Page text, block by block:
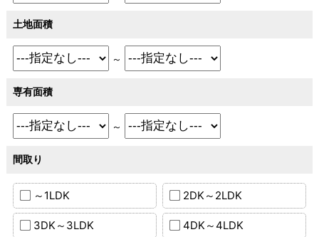
土地面積
～
専有面積
～
間取り
～1LDK 2DK～2LDK
3DK～3LDK 4DK～4LDK